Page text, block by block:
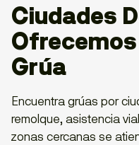
Ciudades
Grúa
Encuentra grúas por
remolque, asistencia
zonas cercanas se